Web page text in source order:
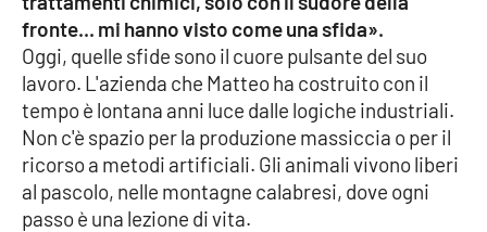
EDIZIONI
LOCALI
Catanzaro
Crotone
fronte... mi hanno visto come una sfida».
Oggi, quelle sfide sono il cuore pulsante del suo
lavoro. L'azienda che Matteo ha costruito con il
tempo è lontana anni luce dalle logiche industriali.
Non c'è spazio per la produzione massiccia o per il
ricorso a metodi artificiali. Gli animali vivono liberi
al pascolo, nelle montagne calabresi, dove ogni
passo è una lezione di vita.